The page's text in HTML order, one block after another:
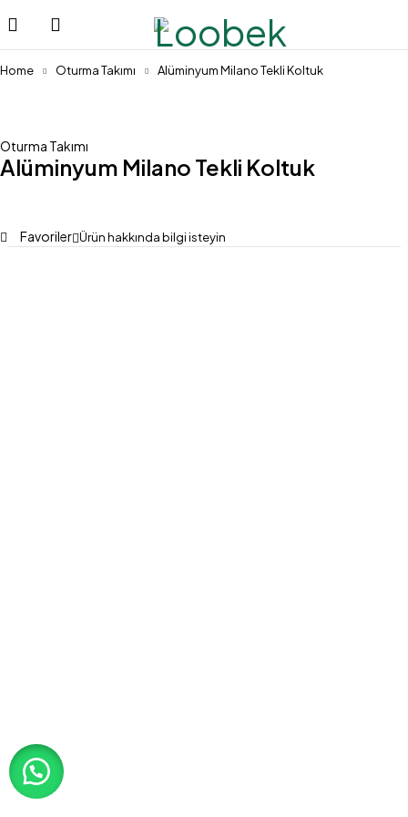
Home Oturma Takımı Alüminyum Milano Tekli Koltuk
Oturma Takımı
Alüminyum Milano Tekli Koltuk
Favoriler Ürün hakkında bilgi isteyin